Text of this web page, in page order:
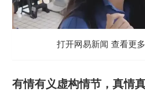
打开网易新闻 查看更
有情有义虚构情节，真情